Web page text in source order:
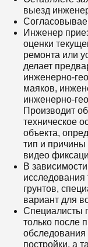
выезд
Инженер
оценки
ремонта или
делает
инженерно-
маяков,
инженерно-
Производит
техническое
объекта,
тип и
видео
В
исследования
грунтов,
вариант для
Специалисты
только после
обследования
постройки, а